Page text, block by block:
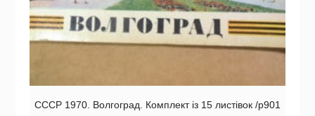
СССР 1970. Волгоград. Комплект із 15 листівок /р901